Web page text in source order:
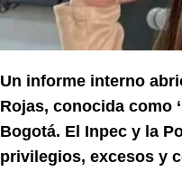
Un informe interno
Rojas, conocida como
Bogotá. El Inpec y la
privilegios, excesos y